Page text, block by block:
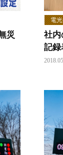
災
電
社内
記録